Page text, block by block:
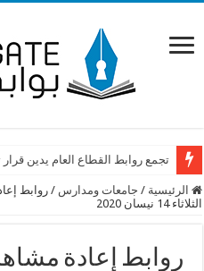
تجمع روابط القطاع العام يدين
الرئيسية / جامعات ومدارس / روابط
الثلاثاء 14 نيسان 2020
روابط إعادة